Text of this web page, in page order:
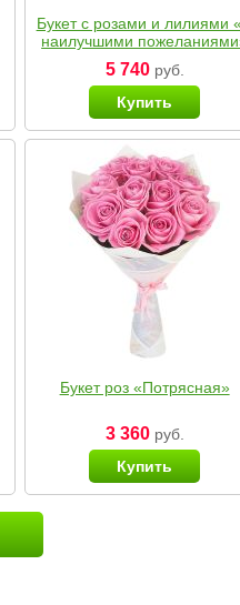
Букет с розами и лилиями
наилучшими
5 740руб.
Купить
Букет роз «Потрясная»
3 360руб.
Купить